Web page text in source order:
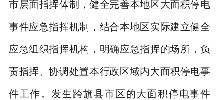
市层面指挥体制，健全完善本地区大面积停电
事件应急指挥机制，结合本地区实际建立健全
应急组织指挥机构，明确应急指挥的场所，负
责指挥、协调处置本行政区域内大面积停电事
件工作。发生跨旗县市区的大面积停电事件